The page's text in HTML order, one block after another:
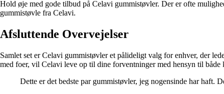
Hold øje med gode tilbud på Celavi gummistøvler. Der er ofte
gummistøvle fra Celavi.
Afsluttende Overvejelser
Samlet set er Celavi gummistøvler et pålideligt valg for enhver, der
med foer, vil Celavi leve op til dine forventninger med hensyn til både
Dette er det bedste par gummistøvler, jeg nogensinde har haft.